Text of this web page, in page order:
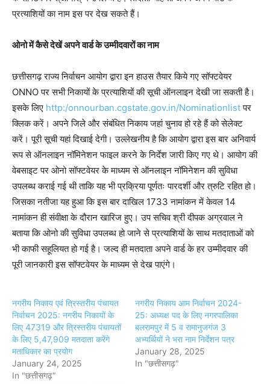
प्रत्याशियों का नाम इस पर देख सकते हैं।
ओनो में कैसे देखें अपने वार्ड के उम्मीदवारों का नाम
छत्तीसगढ़ राज्य निर्वाचन आयोग द्वारा इन हाउस तैयार किये गए सॉफ्टवेयर
ONNO पर सभी निकायों के प्रत्याशियों की सूची ऑनलाइन देखी जा सकती है।
इसके लिए http:/onnourban.cgstate.gov.in/Nominationlistपर
क्लिक करें। अपने जिले और संबंधित निकाय जहां चुनाव हो रहे हैं को सेलेक्ट
करें। पूरी सूची यहां दिखाई देगी। उल्लेखनीय है कि आयोग द्वारा इस बार अनिवार्य
रूप से ऑनलाइन नॉमिनेशन फाइल करने के निर्देश जारी किए गए थे। आयोग की
वेबसाइट पर ओनो सॉफ्टवेयर के माध्यम से ऑनलाइन नॉमिनेशन की सुविधा
उपलब्ध कराई गई थी ताकि यह भी प्रक्रिया पूर्णतः पारदर्शी और त्रुटि रहित हो।
जिसका नतीजा यह हुआ कि इस बार दाखिल 1733 नामांकन में केवल 14
नामांकन ही संवीक्षा के दौरान खारिज हुए। उप सचिव श्री दीपक अग्रवाल ने
बताया कि ओनो की सुविधा उपलब्ध हो जाने से प्रत्याशियों के साथ मतदाताओं को
भी काफी सहूलियत हो गई है। जल्द ही मतदाता अपने वार्ड के हर उम्मीदवार की
पूरी जानकारी इस सॉफ्टवेयर के माध्यम से देख पाएंगे।
नगरीय निकाय एवं त्रिस्तरीय पंचायत
निर्वाचन 2025: नगरीय निकायों के
लिए 47319 और त्रिस्तरीय पंचायतों
के लिए 5,47,909 मतदाता करेंगे
मताधिकार का प्रयोग
January 24, 2025
In "छत्तीसगढ़"
नगरीय निकाय आम निर्वाचन 2024-
25: अध्यक्ष पद के लिए नगरपालिका
बलरामपुर में 5 व रामानुजगंज 3
अभ्यर्थियों ने भरा नाम निर्देशन पत्र
January 28, 2025
In "छत्तीसगढ़"